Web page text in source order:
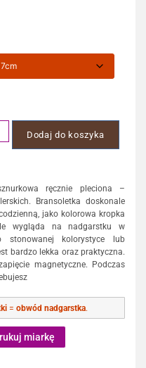
Dodaj do koszyka
ręcznie pleciona –
Bransoletka doskonale
jako kolorowa kropka
wygląda na nadgarstku w
stonowanej kolorystyce lub
bardzo lekka oraz praktyczna.
magnetyczne. Podczas
= obwód nadgarstka.
miarkę